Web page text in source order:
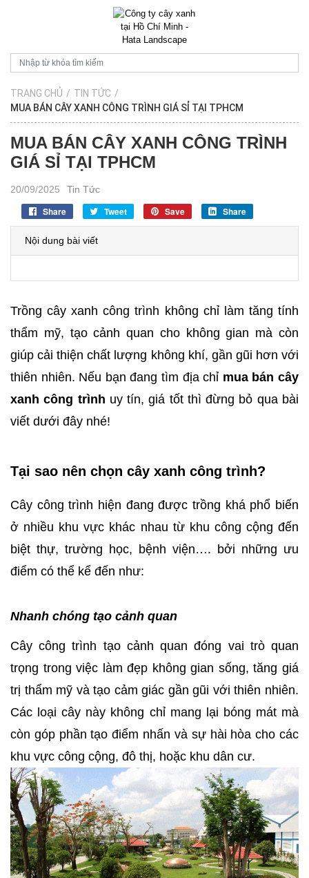
TRANG CHỦ / TIN TỨC /
MUA BÁN CÂY XANH CÔNG TRÌNH GIÁ SỈ TẠI TPHCM
MUA BÁN CÂY XANH CÔNG TRÌNH
GIÁ SỈ TẠI TPHCM
20/09/2025 Tin Tức
Share Tweet Save Share
Nội dung bài viết
Trồng cây xanh công trình không chỉ làm tăng tính
thẩm mỹ, tạo cảnh quan cho không gian mà còn
giúp cải thiện chất lượng không khí, gần gũi hơn với
thiên nhiên. Nếu bạn đang tìm địa chỉ mua bán cây
xanh công trình uy tín, giá tốt thì đừng bỏ qua bài
viết dưới đây nhé!
Tại sao nên chọn cây xanh công trình?
Cây công trình hiện đang được trồng khá phổ biến
ở nhiều khu vực khác nhau từ khu công cộng đến
biệt thự, trường học, bệnh viện…. bởi những ưu
điểm có thể kể đến như:
Nhanh chóng tạo cảnh quan
Cây công trình tạo cảnh quan đóng vai trò quan
trọng trong việc làm đẹp không gian sống, tăng giá
trị thẩm mỹ và tạo cảm giác gần gũi với thiên nhiên.
Các loại cây này không chỉ mang lại bóng mát mà
còn góp phần tạo điểm nhấn và sự hài hòa cho các
khu vực công cộng, đô thị, hoặc khu dân cư.